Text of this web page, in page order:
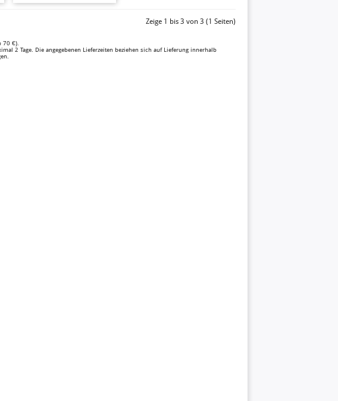
Zeige 1 bis 3 von 3 (1 Seiten)
70 €).
2 Tage. Die angegebenen Lieferzeiten beziehen sich auf Lieferung innerhalb